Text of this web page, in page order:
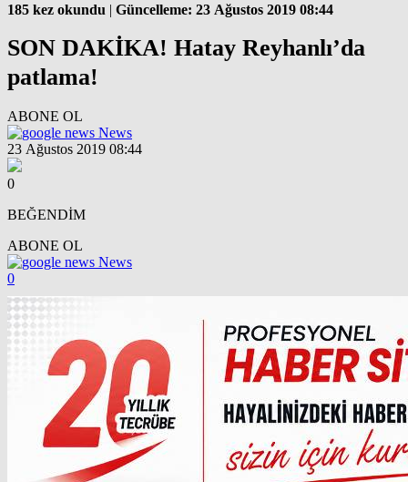
185 kez okundu | Güncelleme: 23 Ağustos 2019 08:44
SON DAKİKA! Hatay Reyhanlı’da
patlama!
ABONE OL
News
23 Ağustos 2019 08:44
0
BEĞENDİM
ABONE OL
News
0